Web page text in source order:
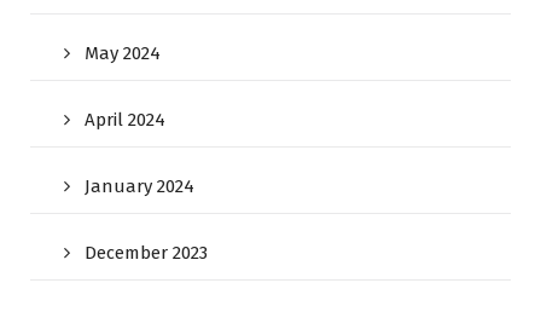
May 2024
April 2024
January 2024
December 2023